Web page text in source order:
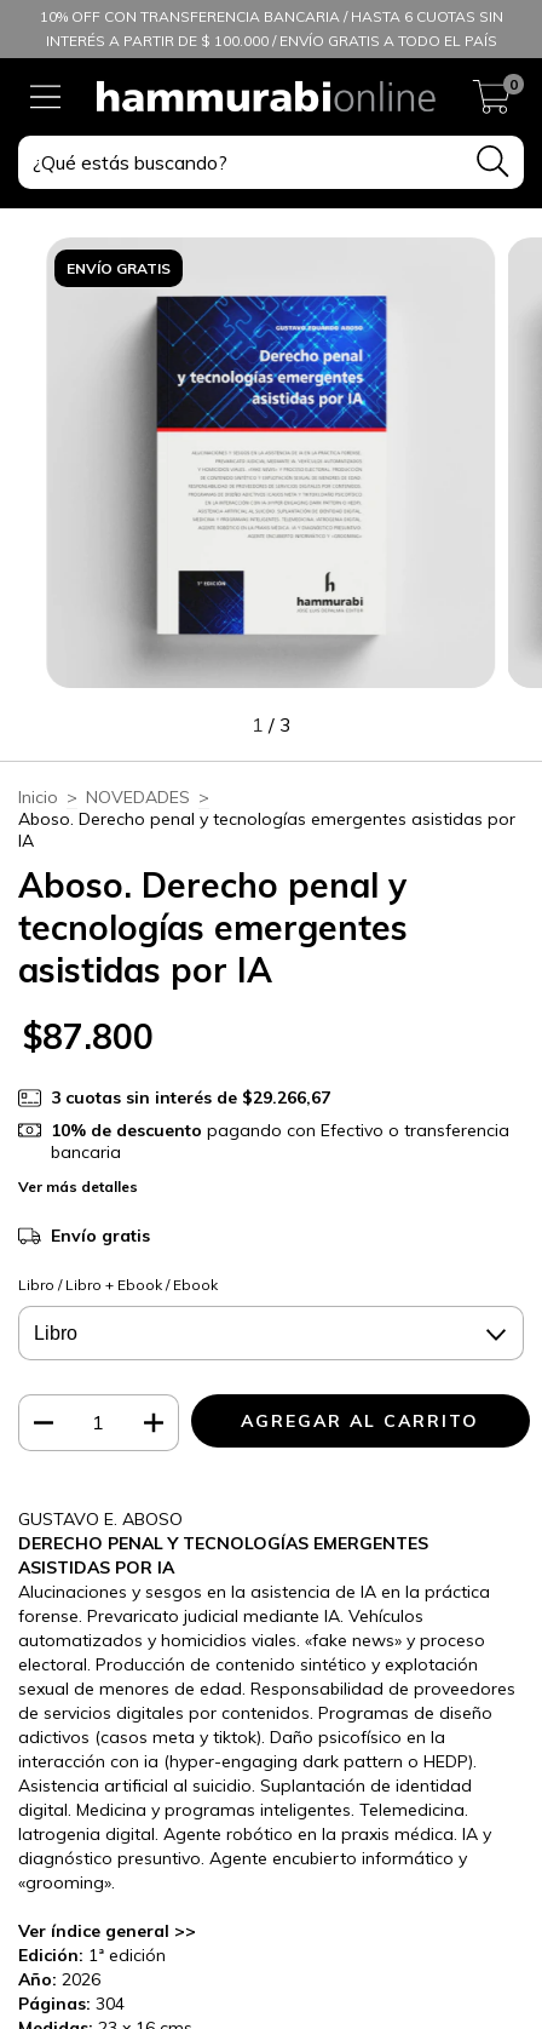
10% OFF CON TRANSFERENCIA BANCARIA / HASTA 6 CUOTAS SIN
INTERÉS A PARTIR DE $ 100.000 / ENVÍO GRATIS A TODO EL PAÍS
0
ENVÍO GRATIS
1 / 3
Inicio > NOVEDADES >
Aboso. Derecho penal y tecnologías emergentes asistidas por
IA
Aboso. Derecho penal y
tecnologías emergentes
asistidas por IA
$87.800
3 cuotas sin interés de $29.266,67
10% de descuento pagando con Efectivo o transferencia
bancaria
Ver más detalles
Envío gratis
Libro / Libro + Ebook / Ebook
GUSTAVO E. ABOSO
DERECHO PENAL Y TECNOLOGÍAS EMERGENTES
ASISTIDAS POR IA
Alucinaciones y sesgos en la asistencia de IA en la práctica
forense. Prevaricato judicial mediante IA. Vehículos
automatizados y homicidios viales. «fake news» y proceso
electoral. Producción de contenido sintético y explotación
sexual de menores de edad. Responsabilidad de proveedores
de servicios digitales por contenidos. Programas de diseño
adictivos (casos meta y tiktok). Daño psicofísico en la
interacción con ia (hyper-engaging dark pattern o HEDP).
Asistencia artificial al suicidio. Suplantación de identidad
digital. Medicina y programas inteligentes. Telemedicina.
Iatrogenia digital. Agente robótico en la praxis médica. IA y
diagnóstico presuntivo. Agente encubierto informático y
«grooming».
Ver índice general >>
Edición: 1ª edición
Año: 2026
Páginas: 304